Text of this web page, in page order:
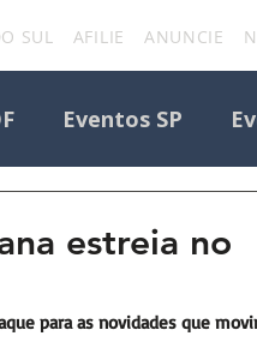
SUL AFILIE ANUNCIE
Eventos SP
sobre eventos
estreia no
para as novidades que